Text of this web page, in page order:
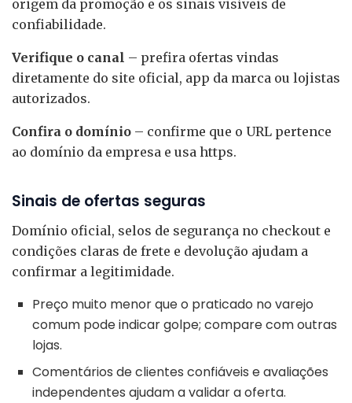
origem da promoção e os sinais visíveis de
confiabilidade.
Verifique o canal – prefira ofertas vindas
diretamente do site oficial, app da marca ou lojistas
autorizados.
Confira o domínio – confirme que o URL pertence
ao domínio da empresa e usa https.
Sinais de ofertas seguras
Domínio oficial, selos de segurança no checkout e
condições claras de frete e devolução ajudam a
confirmar a legitimidade.
Preço muito menor que o praticado no varejo
comum pode indicar golpe; compare com outras
lojas.
Comentários de clientes confiáveis e avaliações
independentes ajudam a validar a oferta.